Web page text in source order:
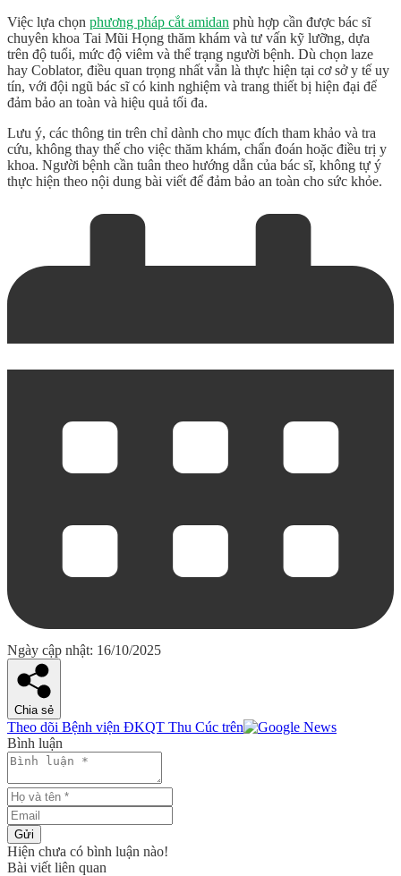
Việc lựa chọn phương pháp cắt amidan phù hợp cần được bác sĩ
chuyên khoa Tai Mũi Họng thăm khám và tư vấn kỹ lưỡng, dựa
trên độ tuổi, mức độ viêm và thể trạng người bệnh. Dù chọn laze
hay Coblator, điều quan trọng nhất vẫn là thực hiện tại cơ sở y tế uy
tín, với đội ngũ bác sĩ có kinh nghiệm và trang thiết bị hiện đại để
đảm bảo an toàn và hiệu quả tối đa.
Lưu ý, các thông tin trên chỉ dành cho mục đích tham khảo và tra
cứu, không thay thế cho việc thăm khám, chẩn đoán hoặc điều trị y
khoa. Người bệnh cần tuân theo hướng dẫn của bác sĩ, không tự ý
thực hiện theo nội dung bài viết để đảm bảo an toàn cho sức khỏe.
Ngày cập nhật: 16/10/2025
Chia sẻ
Theo dõi Bệnh viện ĐKQT Thu Cúc trên
Bình luận
Gửi
Hiện chưa có bình luận nào!
Bài viết liên quan